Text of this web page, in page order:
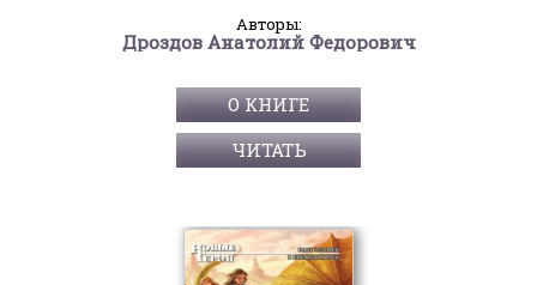
Авторы:
Дроздов Анатолий Федорович
О КНИГЕ
ЧИТАТЬ